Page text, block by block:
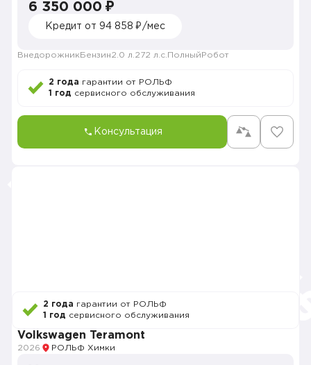
6 350 000 ₽
Кредит от 94 858 ₽/мес
Внедорожник Бензин2.0 л. 272 л.с. Полный Робот
2 года гарантии от РОЛЬФ
1 год сервисного обслуживания
Консультация
2 года гарантии от РОЛЬФ
1 год сервисного обслуживания
Volkswagen Teramont
2026 РОЛЬФ Химки